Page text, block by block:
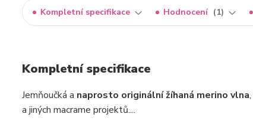
Kompletní specifikace Hodnocení 1
Kompletní specifikace
Jemňoučká a naprosto originální žíhaná merino vlna
a jiných macrame projektů....